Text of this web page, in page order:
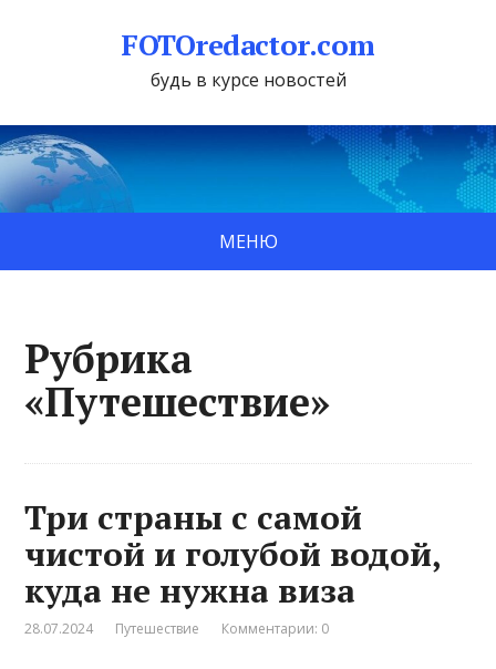
FOTOredactor.com
будь в курсе новостей
МЕНЮ
Рубрика
«Путешествие»
Три страны с самой
чистой и голубой водой,
куда не нужна виза
28.07.2024 Путешествие Комментарии: 0